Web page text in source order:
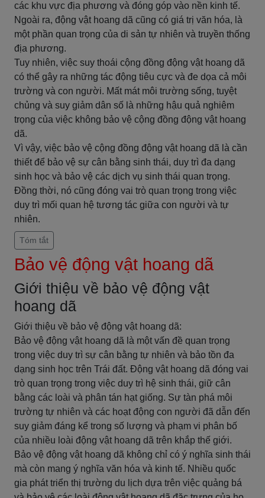
các khu vực địa phương và đóng góp vào nền kinh tế.
Ngoài ra, động vật hoang dã cũng có giá trị văn hóa, là
một phần quan trọng của di sản tự nhiên và truyền thống
địa phương.
Tuy nhiên, việc suy thoái cộng đồng động vật hoang dã
có thể gây ra những tác động tiêu cực và đe dọa cả môi
trường và con người. Mất mát môi trường sống, tuyệt
chủng và suy giảm dân số là những hậu quả nghiêm
trọng của việc không bảo vệ cộng đồng động vật hoang
dã.
Vì vậy, việc bảo vệ cộng đồng động vật hoang dã là cần
thiết để bảo vệ sự cân bằng sinh thái, duy trì đa dạng
sinh học và bảo vệ các dịch vụ sinh thái quan trọng.
Đồng thời, nó cũng đóng vai trò quan trọng trong việc
duy trì mối quan hệ tương tác giữa con người và tự
nhiên.
Tóm tắt
Bảo vệ động vật hoang dã
Giới thiệu về bảo vệ động vật
hoang dã
Giới thiệu về bảo vệ động vật hoang dã:
Bảo vệ động vật hoang dã là một vấn đề quan trọng
trong việc duy trì sự cân bằng tự nhiên và bảo tồn đa
dạng sinh học trên Trái đất. Động vật hoang dã đóng vai
trò quan trọng trong việc duy trì hệ sinh thái, giữ cân
bằng các loài và phân tán hạt giống. Sự tàn phá môi
trường tự nhiên và các hoạt động con người đã dẫn đến
suy giảm đáng kể trong số lượng và phạm vi phân bố
của nhiều loài động vật hoang dã trên khắp thế giới.
Bảo vệ động vật hoang dã không chỉ có ý nghĩa sinh thái
mà còn mang ý nghĩa văn hóa và kinh tế. Nhiều quốc
gia phát triển thị trường du lịch dựa trên việc quảng bá